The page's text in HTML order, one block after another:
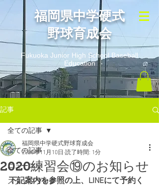
​福岡県中学硬式
野球育成会
Fukuoka Junior High School Baseball
Education
記事
全ての記事
ニュース
スタッフブログ
全ての記事
2020練習会⑲のお知らせ
福岡県中学硬式野球育成会
2020年11月10日 読了時間: 1分
下記案内を参照の上、LINEにて予約く